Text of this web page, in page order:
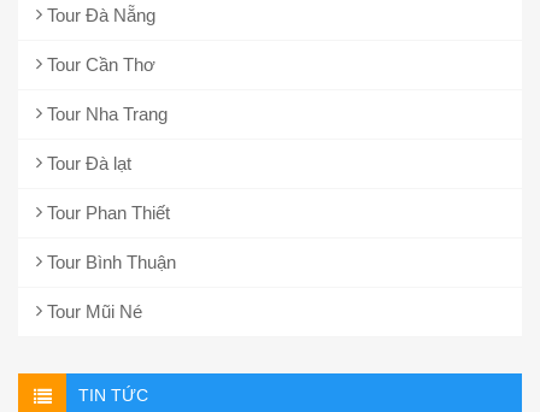
Tour Đà Nẵng
Tour Cần Thơ
Tour Nha Trang
Tour Đà lạt
Tour Phan Thiết
Tour Bình Thuận
Tour Mũi Né
TIN TỨC